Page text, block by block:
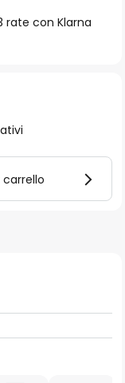
rate con Klarna